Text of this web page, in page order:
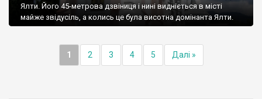
Ялти. Його 45-метрова дзвіниця і нині видніється в місті
майже звідусіль, а колись це була висотна домінанта Ялти.
1 2 3 4 5 Далі »